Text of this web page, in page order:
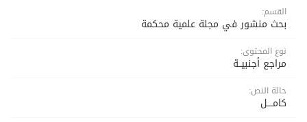
القسم:
بحث منشور في مجلة علمية محكمة
نوع المحتوى:
مراجع أجنبيــة
حالة النص:
كامــــل